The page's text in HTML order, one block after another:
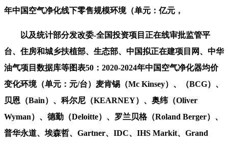
年中国空气净化线下零售规模环境（单元：亿元，
以及统计部分发改委-全国投资项目正在线审批监管平
台、住房和城乡扶植部、生态部、中国拟正在建项目网、中华
油气项目数据库等图表50：2020-2024年中国空气净化器均价
变化环境（单元：元/台）麦肯锡（Mc Kinsey）、（BCG）、
贝恩（Bain）、科尔尼（KEARNEY）、奥纬（Oliver
Wyman）、德勤（Deloitte）、罗兰贝格（Roland Berger）、
普华永道、埃森哲、Gartner、IDC、IHS Markit、Grand